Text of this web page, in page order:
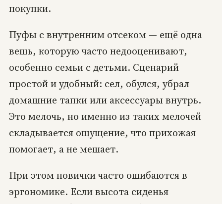
покупки.
Пуфы с внутренним отсеком — ещё одна
вещь, которую часто недооценивают,
особенно семьи с детьми. Сценарий
простой и удобный: сел, обулся, убрал
домашние тапки или аксессуары внутрь.
Это мелочь, но именно из таких мелочей
складывается ощущение, что прихожая
помогает, а не мешает.
При этом новички часто ошибаются в
эргономике. Если высота сиденья